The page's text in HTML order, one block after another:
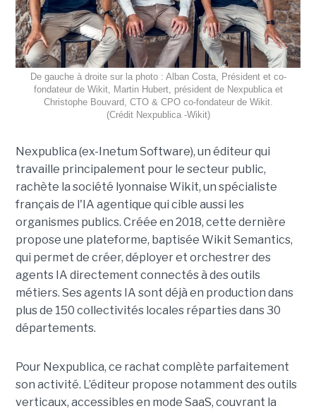
De gauche à droite sur la photo : Alban Costa, Président et co-
fondateur de Wikit, Martin Hubert, président de Nexpublica et
Christophe Bouvard, CTO & CPO co-fondateur de Wikit.
(Crédit Nexpublica -Wikit)
Nexpublica (ex-Inetum Software), un éditeur qui
travaille principalement pour le secteur public,
rachète la société lyonnaise Wikit, un spécialiste
français de l'IA agentique qui cible aussi les
organismes publics. Créée en 2018, cette dernière
propose une plateforme, baptisée Wikit Semantics,
qui permet de créer, déployer et orchestrer des
agents IA directement connectés à des outils
métiers. Ses agents IA sont déjà en production dans
plus de 150 collectivités locales réparties dans 30
départements.
Pour Nexpublica, ce rachat complète parfaitement
son activité. L’éditeur propose notamment des outils
verticaux, accessibles en mode SaaS, couvrant la